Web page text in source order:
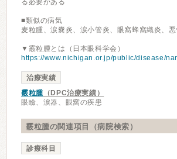
る必要がある
■類似の病気
麦粒腫、涙嚢炎、涙小管炎、眼窩蜂窩織炎、
▼霰粒腫とは（日本眼科学会）
https://www.nichigan.or.jp/public/disease/
治療実績
霰粒腫（DPC治療実績）
眼瞼、涙器、眼窩の疾患
霰粒腫の関連項目（病院検索）
診療科目